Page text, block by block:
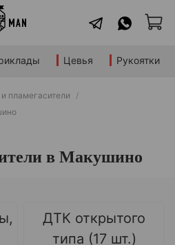
Цевья Рукоятки
пламегасители
в Макушино
ДТК открытого
типа (17 шт.)